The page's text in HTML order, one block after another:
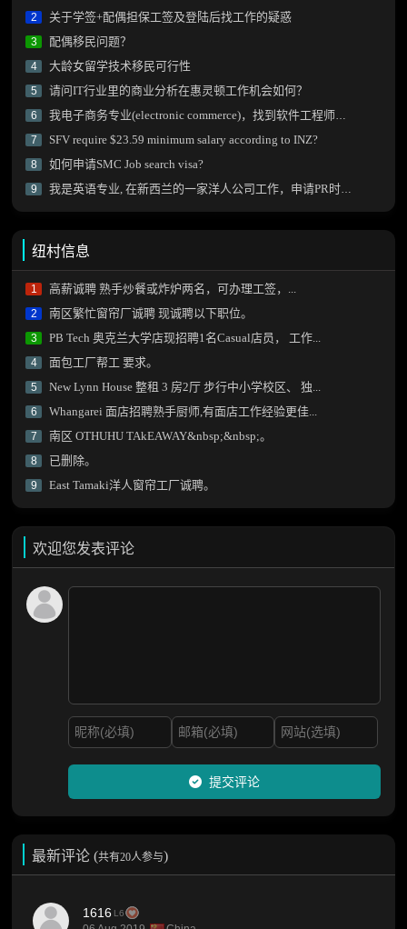
2 关于学签+配偶担保工签及登陆后找工作的疑惑
3 配偶移民问题？
4 大龄女留学技术移民可行性
5 请问IT行业里的商业分析在惠灵顿工作机会如何？
6 我电子商务专业(electronic commerce)，找到软件工程师工作后技能加分项会有阻碍不？
7 SFV require $23.59 minimum salary according to INZ?
8 如何申请SMC Job search visa?
9 我是英语专业, 在新西兰的一家洋人公司工作，申请PR时该如何写工作内容？
纽村信息
1 高薪诚聘 熟手炒餐或炸炉两名，可办理工签，...
2 南区繁忙窗帘厂诚聘 现诚聘以下职位。
3 PB Tech 奥克兰大学店现招聘1名Casual店员， 工作...
4 面包工厂帮工 要求。
5 New Lynn House 整租 3 房2厅 步行中小学校区、 独...
6 Whangarei 面店招聘熟手厨师,有面店工作经验更佳...
7 南区 OTHUHU TAkEAWAY&nbsp;&nbsp;。
8 已删除。
9 East Tamaki洋人窗帘工厂诚聘。
欢迎您发表评论
提交评论
最新评论 (共有20人参与)
1616 L6